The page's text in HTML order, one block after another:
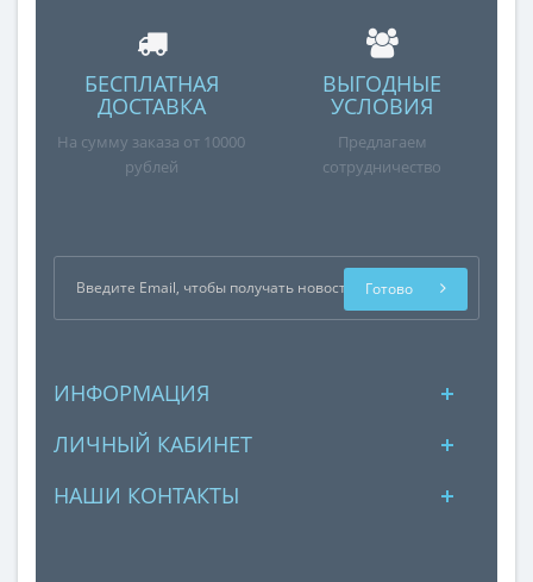
БЕСПЛАТНАЯ
ДОСТАВКА
На сумму заказа от 10000
рублей
ВЫГОДНЫЕ
УСЛОВИЯ
Предлагаем
сотрудничество
Готово
ИНФОРМАЦИЯ
ЛИЧНЫЙ КАБИНЕТ
НАШИ КОНТАКТЫ